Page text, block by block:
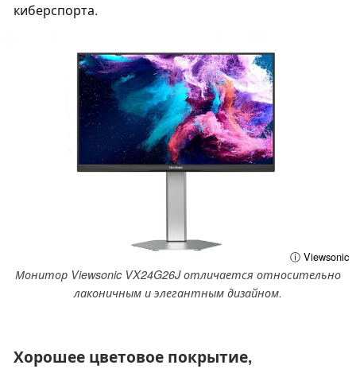
киберспорта.
ⓘ Viewsonic
Монитор Viewsonic VX24G26J отличается относительно
лаконичным и элегантным дизайном.
Хорошее цветовое покрытие,